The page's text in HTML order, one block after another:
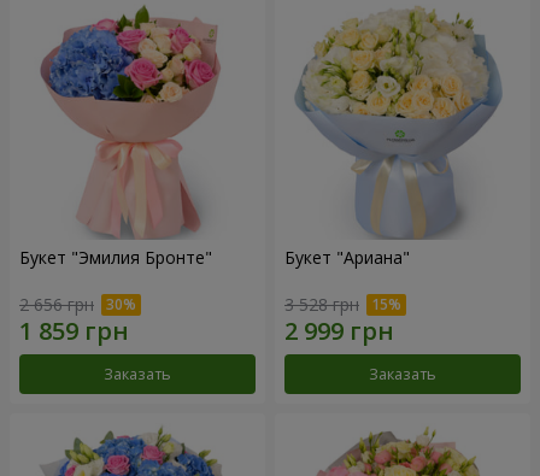
Букет "Эмилия Бронте"
2 656 грн
Заказать
Букет "Ариана"
3 528 грн
Заказать